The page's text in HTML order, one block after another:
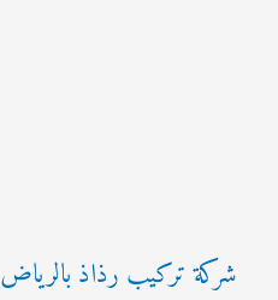
شركة تركيب رذاذ بالرياض